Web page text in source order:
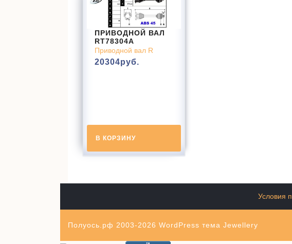
ПРИВОДНОЙ ВАЛ
RT78304A
Приводной вал R
20304руб.
В КОРЗИНУ
Условия
Полуось.рф 2003-2026 WordPress тема Jewellery